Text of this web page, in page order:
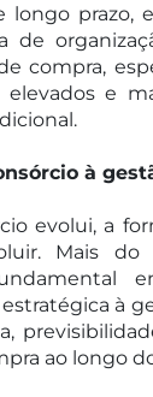
prazo,
de
compra,
e
à
evolui, a
Mais
à
ao longo